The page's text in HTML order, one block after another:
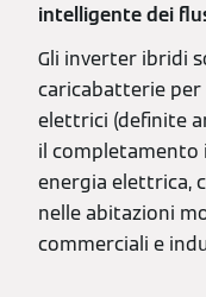
intelligente dei
Gli inverter ibridi
caricabatterie per
elettrici (definite
il completamento
energia elettrica,
nelle abitazioni
commerciali e